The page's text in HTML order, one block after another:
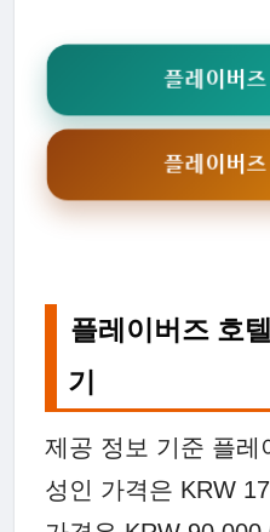
플레이버
플레이버
플레이버즈 호
기
제공 정보 기준 플레
성인 가격은 KRW